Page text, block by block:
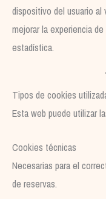
dispositivo del usuario al
mejorar la experiencia
estadística.
Tipos de cookies
Esta web puede utilizar
Cookies técnicas
Necesarias para el
de reservas.